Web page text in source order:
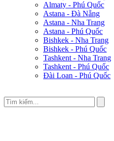
Almaty - Phú Quốc
Astana - Đà Nẵng
Astana - Nha Trang
Astana - Phú Quốc
Bishkek - Nha Trang
Bishkek - Phú Quốc
Tashkent - Nha Trang
Tashkent - Phú Quốc
Đài Loan - Phú Quốc